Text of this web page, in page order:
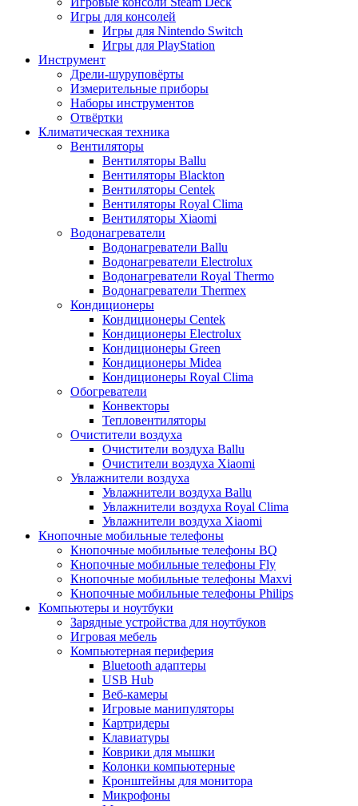
Игры для консолей
Игры для Nintendo Switch
Игры для PlayStation
Инструмент
Дрели-шуруповёрты
Измерительные приборы
Наборы инструментов
Отвёртки
Климатическая техника
Вентиляторы
Вентиляторы Ballu
Вентиляторы Blackton
Вентиляторы Centek
Вентиляторы Royal Clima
Вентиляторы Xiaomi
Водонагреватели
Водонагреватели Ballu
Водонагреватели Electrolux
Водонагреватели Royal Thermo
Водонагреватели Thermex
Кондиционеры
Кондиционеры Centek
Кондиционеры Electrolux
Кондиционеры Green
Кондиционеры Midea
Кондиционеры Royal Clima
Обогреватели
Конвекторы
Тепловентиляторы
Очистители воздуха
Очистители воздуха Ballu
Очистители воздуха Xiaomi
Увлажнители воздуха
Увлажнители воздуха Ballu
Увлажнители воздуха Royal Clima
Увлажнители воздуха Xiaomi
Кнопочные мобильные телефоны
Кнопочные мобильные телефоны BQ
Кнопочные мобильные телефоны Fly
Кнопочные мобильные телефоны Maxvi
Кнопочные мобильные телефоны Philips
Компьютеры и ноутбуки
Зарядные устройства для ноутбуков
Игровая мебель
Компьютерная периферия
Bluetooth адаптеры
USB Hub
Веб-камеры
Игровые манипуляторы
Картридеры
Клавиатуры
Коврики для мышки
Колонки компьютерные
Кронштейны для монитора
Микрофоны